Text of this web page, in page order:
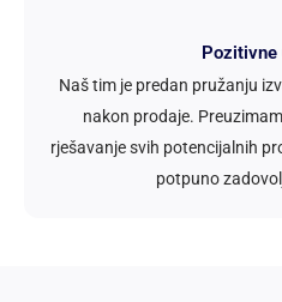
Pozitivne
Naš tim je predan pružanju
nakon prodaje.
rješavanje svih potencijalnih
potpuno